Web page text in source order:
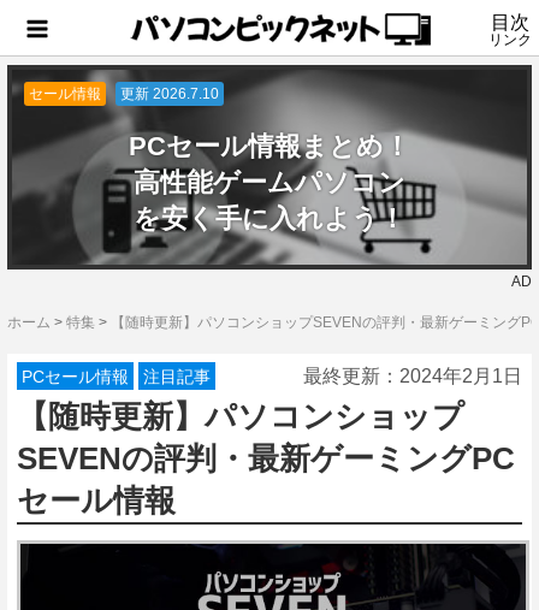
目次
リンク
セール情報 更新 2026.7.10
PCセール情報まとめ！
高性能ゲームパソコン
を安く手に入れよう！
AD
ホーム > 特集 > 【随時更新】パソコンショップSEVENの評判・最新ゲーミング
PCセール情報 注目記事 最終更新： 2024年2月1日
【随時更新】パソコンショップ
SEVENの評判・最新ゲーミングPC
セール情報